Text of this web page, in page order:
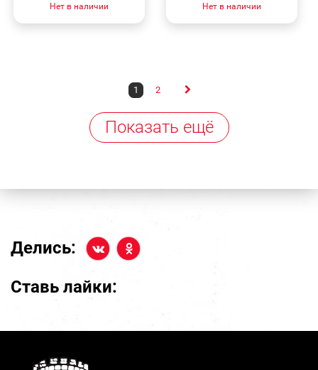
Нет в наличии Нет в наличии
1 2
Показать ещё
Делись:
Ставь лайки: